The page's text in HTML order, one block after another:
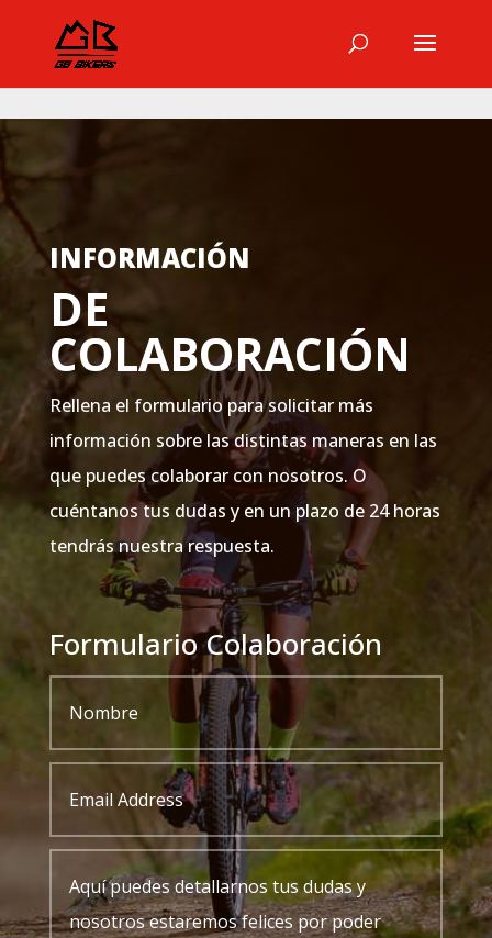
INFORMACIÓN
DE
COLABORACIÓN
Rellena el formulario para solicitar más
información sobre las distintas maneras en las
que puedes colaborar con nosotros. O
cuéntanos tus dudas y en un plazo de 24 horas
tendrás nuestra respuesta.
Formulario Colaboración